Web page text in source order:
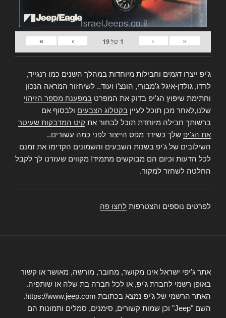
«
‹
1 של19
›
»
ג'יפ ייצרו דגמים וחבילות מיוחדות במהלך השנים כמו רנגייד,
לרדו, גולדן-איגל ג'מבורי, הונצ'ו ועוד.. לשיחזור המראה הנכון
וחתימת שיפוץ הג'יפ בדוק את המפרט במפענח מספר הזיהוי
שלנו,לאחר מכן תוכל לעיין בקטלוג הצבעים ולבסוף אם
ברשותך חבילה מיוחדת תוכל לבחור את קיט המדבקות שעיטר
את הג'יפ שלך כשירד מפס הייצור לפני כמה עשורים..
השילובים של ג'יפ בשנות השבעים והשמונים הקדימו את זמנם
לכל הדעות וכיום הם מבוקשים מתמיד! מקווים שעזרנו לך לקבל
החלטה לשחזר למקור.
לפרטים נוספים והצטרפות לחצו פה
אתר ג'יפי ישראל אינו מקושר, מחובר, מורשה, מאושר או קשור
באופן רשמי לחברת ג'יפ, או לכל חברה בת שלה או שותפיה.
האתר הרשמי של ג'יפ נמצא בכתובת https://www.jeep.com.
השם "Jeep" וכן שמות קשורים, סימנים, סמלים ותמונות הם